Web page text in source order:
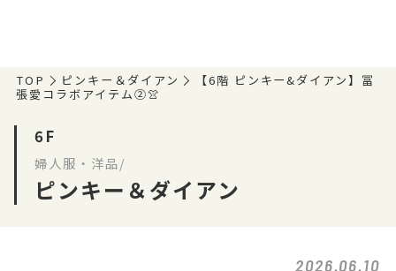
TOP ピンキー＆ダイアン
【6階 ピンキー&ダイアン】冨
張愛コラボアイテム②👚
6F
婦人服・洋品/
ピンキー＆ダイアン
2026.06.10